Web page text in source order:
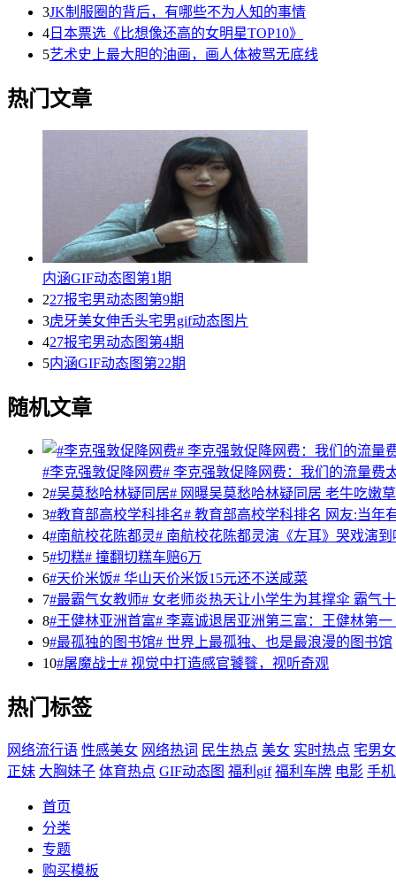
3JK制服圈的背后，有哪些不为人知的事情
4 日本票选《比想像还高的女明星TOP10》
5艺术史上最大胆的油画，画人体被骂无底线
热门文章
内涵GIF动态图第1期
227报宅男动态图第9期
3虎牙美女伸舌头宅男gif动态图片
427报宅男动态图第4期
5内涵GIF动态图第22期
随机文章
#李克强敦促降网费# 李克强敦促降网费：我们的流量费
2#吴莫愁哈林疑同居# 网曝吴莫愁哈林疑同居 老牛吃嫩
3#教育部高校学科排名# 教育部高校学科排名 网友:当年
4#南航校花陈都灵# 南航校花陈都灵演《左耳》哭戏演到
5#切糕# 撞翻切糕车赔6万
6#天价米饭# 华山天价米饭15元还不送咸菜
7#最霸气女教师# 女老师炎热天让小学生为其撑伞 霸气
8#王健林亚洲首富# 李嘉诚退居亚洲第三富：王健林第一
9#最孤独的图书馆# 世界上最孤独、也是最浪漫的图书馆
10#屠魔战士# 视觉中打造感官饕餮，视听奇观
热门标签
网络流行语 性感美女 网络热词 民生热点 美女 实时热点 宅男
正妹 大胸妹子 体育热点 GIF动态图 福利gif 福利车牌 电影 手
首页
分类
专题
购买模板